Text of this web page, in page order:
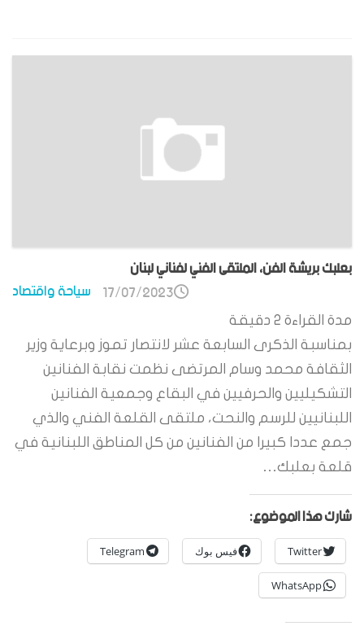
بعلبك بريشة الفن، الملتقى الفني لفناني لبنان
سياحة واقتصاد 17/07/2023
مدة القراءة 2 دقيقة
بمناسبة الذكرى السابعة عشر لانتصار تموز وبرعاية وزير
الثقافة محمد وسام المرتضى نظمت نقابة الفنانين
التشكيليين والحرفيين في البقاع وجمعية الفنانين
اللبنانيين للرسم والنحت، ملتقى القلعة الفني والذي
جمع عددا كبيرا من الفنانين من كل المناطق اللبنانية في
قلعة بعلبك…
شارك هذا الموضوع:
Twitter فيس بوك Telegram
WhatsApp